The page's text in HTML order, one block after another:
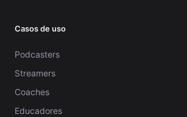
Casos de uso
Podcasters
Streamers
Coaches
Educadores